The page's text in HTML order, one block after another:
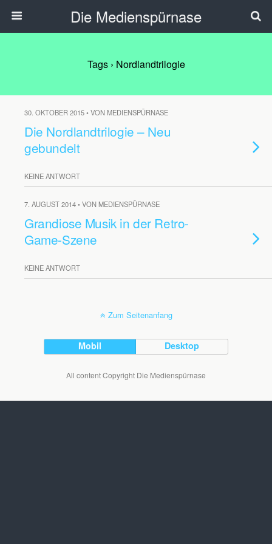
Die Medienspürnase
Tags › Nordlandtrilogie
30. OKTOBER 2015 • VON MEDIENSPÜRNASE
Die Nordlandtrilogie – Neu
gebundelt
KEINE ANTWORT
7. AUGUST 2014 • VON MEDIENSPÜRNASE
Grandiose Musik in der Retro-
Game-Szene
KEINE ANTWORT
Zum Seitenanfang
Mobil Desktop
All content Copyright Die Medienspürnase